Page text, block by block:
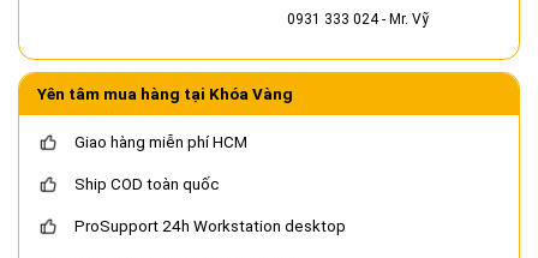
0931 333 024- Mr. Vỹ
Yên tâm mua hàng tại Khóa Vàng
Giao hàng miễn phí HCM
Ship COD toàn quốc
ProSupport 24h Workstation desktop